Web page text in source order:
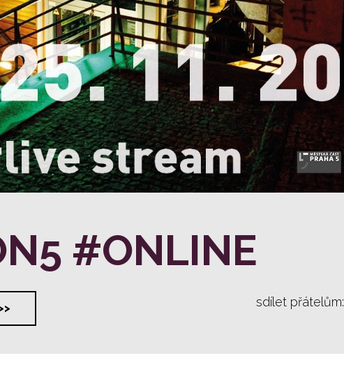
#ONLINE
sdílet přátelům: